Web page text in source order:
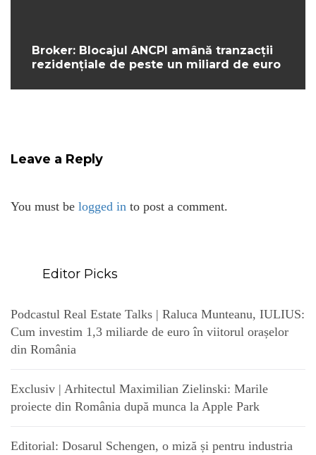
Broker: Blocajul ANCPI amână tranzacții
rezidențiale de peste un miliard de euro
Leave a Reply
You must be logged in to post a comment.
Editor Picks
Podcastul Real Estate Talks | Raluca Munteanu, IULIUS:
Cum investim 1,3 miliarde de euro în viitorul orașelor
din România
Exclusiv | Arhitectul Maximilian Zielinski: Marile
proiecte din România după munca la Apple Park
Editorial: Dosarul Schengen, o miză și pentru industria